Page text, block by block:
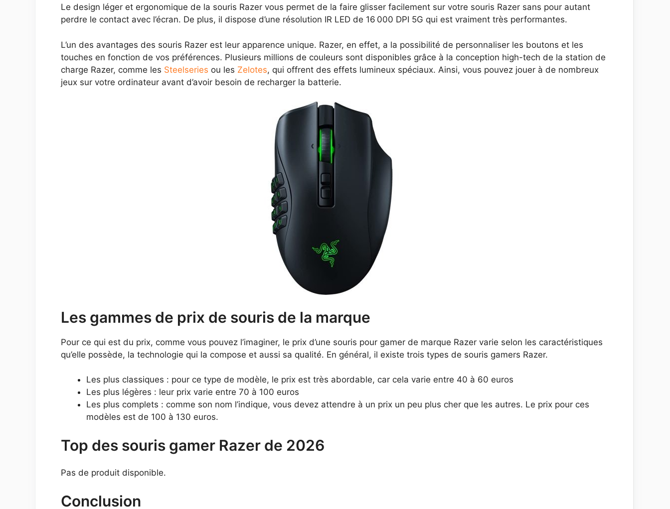
Le design léger et ergonomique de la souris Razer vous permet de la faire glisser facilement sur votre souris Razer sans pour autant
perdre le contact avec l’écran. De plus, il dispose d’une résolution IR LED de 16 000 DPI 5G qui est vraiment très performantes.
L’un des avantages des souris Razer est leur apparence unique. Razer, en effet, a la possibilité de personnaliser les boutons et les
touches en fonction de vos préférences. Plusieurs millions de couleurs sont disponibles grâce à la conception high-tech de la station de
charge Razer, comme les Steelseries ou les Zelotes, qui offrent des effets lumineux spéciaux. Ainsi, vous pouvez jouer à de nombreux
jeux sur votre ordinateur avant d’avoir besoin de recharger la batterie.
Les gammes de prix de souris de la marque
Pour ce qui est du prix, comme vous pouvez l’imaginer, le prix d’une souris pour gamer de marque Razer varie selon les caractéristiques
qu’elle possède, la technologie qui la compose et aussi sa qualité. En général, il existe trois types de souris gamers Razer.
Les plus classiques : pour ce type de modèle, le prix est très abordable, car cela varie entre 40 à 60 euros
Les plus légères : leur prix varie entre 70 à 100 euros
Les plus complets : comme son nom l’indique, vous devez attendre à un prix un peu plus cher que les autres. Le prix pour ces
modèles est de 100 à 130 euros.
Top des souris gamer Razer de 2026
Pas de produit disponible.
Conclusion